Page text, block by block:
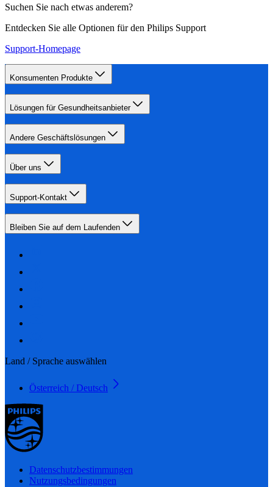
Suchen Sie nach etwas anderem?
Entdecken Sie alle Optionen für den Philips Support
Support-Homepage
Konsumenten Produkte
Lösungen für Gesundheitsanbieter
Andere Geschäftslösungen
Über uns
Support-Kontakt
Bleiben Sie auf dem Laufenden
Land / Sprache auswählen
Österreich / Deutsch
Datenschutzbestimmungen
Nutzungsbedingungen